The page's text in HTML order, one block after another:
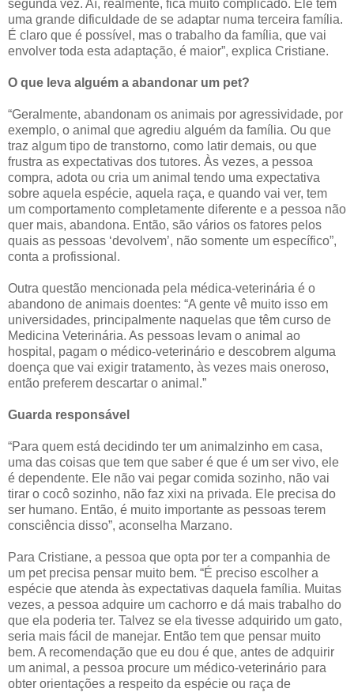
segunda vez. Aí, realmente, fica muito complicado. Ele tem
uma grande dificuldade de se adaptar numa terceira família.
É claro que é possível, mas o trabalho da família, que vai
envolver toda esta adaptação, é maior”, explica Cristiane.
O que leva alguém a abandonar um pet?
“Geralmente, abandonam os animais por agressividade, por
exemplo, o animal que agrediu alguém da família. Ou que
traz algum tipo de transtorno, como latir demais, ou que
frustra as expectativas dos tutores. Às vezes, a pessoa
compra, adota ou cria um animal tendo uma expectativa
sobre aquela espécie, aquela raça, e quando vai ver, tem
um comportamento completamente diferente e a pessoa não
quer mais, abandona. Então, são vários os fatores pelos
quais as pessoas ‘devolvem’, não somente um específico”,
conta a profissional.
Outra questão mencionada pela médica-veterinária é o
abandono de animais doentes: “A gente vê muito isso em
universidades, principalmente naquelas que têm curso de
Medicina Veterinária. As pessoas levam o animal ao
hospital, pagam o médico-veterinário e descobrem alguma
doença que vai exigir tratamento, às vezes mais oneroso,
então preferem descartar o animal.”
Guarda responsável
“Para quem está decidindo ter um animalzinho em casa,
uma das coisas que tem que saber é que é um ser vivo, ele
é dependente. Ele não vai pegar comida sozinho, não vai
tirar o cocô sozinho, não faz xixi na privada. Ele precisa do
ser humano. Então, é muito importante as pessoas terem
consciência disso”, aconselha Marzano.
Para Cristiane, a pessoa que opta por ter a companhia de
um pet precisa pensar muito bem. “É preciso escolher a
espécie que atenda às expectativas daquela família. Muitas
vezes, a pessoa adquire um cachorro e dá mais trabalho do
que ela poderia ter. Talvez se ela tivesse adquirido um gato,
seria mais fácil de manejar. Então tem que pensar muito
bem. A recomendação que eu dou é que, antes de adquirir
um animal, a pessoa procure um médico-veterinário para
obter orientações a respeito da espécie ou raça de